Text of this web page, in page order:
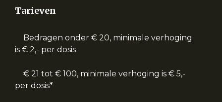
Tarieven
Bedragen onder € 20, minimale verhoging
is € 2,- per dosis
€ 21 tot € 100, minimale verhoging is € 5,-
per dosis*